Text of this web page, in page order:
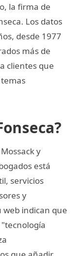
la firma de
Los datos
desde 1977
más de
clientes que
y
está
servicios
y
indican que